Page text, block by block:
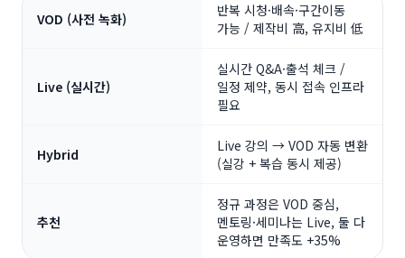
VOD (사전 녹화)
반복 시청·배속·구간이동
가능 / 제작비 高, 유지비 低
Live (실시간)
실시간 Q&A·출석 체크 /
일정 제약, 동시 접속 인프라
필요
Hybrid
Live 강의 → VOD 자동 변환
(실강 + 복습 동시 제공)
추천
정규 과정은 VOD 중심,
멘토링·세미나는 Live, 둘 다
운영하면 만족도 +35%